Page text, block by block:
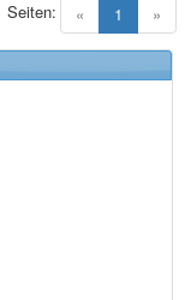
« 1 (current)
»
Seiten: